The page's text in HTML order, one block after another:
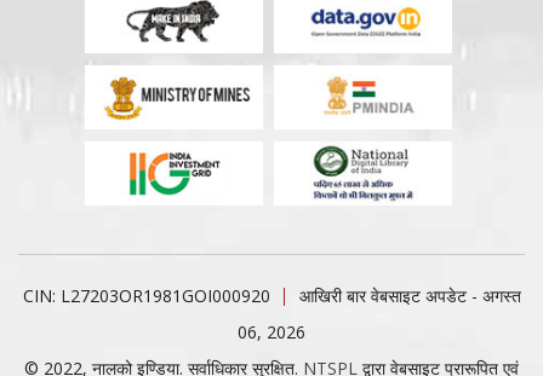
CIN: L27203OR1981GOI000920
आखिरी बार वेबसाइट अपडेट - अगस्त
06, 2026
© 2022, नालको इण्डिया. सर्वाधिकार सुरक्षित. NTSPL द्वारा वेबसाइट प्रारूपित एवं